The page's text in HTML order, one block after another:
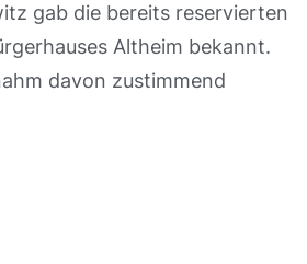
gab die bereits reservierten
Altheim bekannt.
davon zustimmend